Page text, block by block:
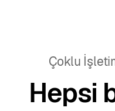
Çoklu
Hepsi